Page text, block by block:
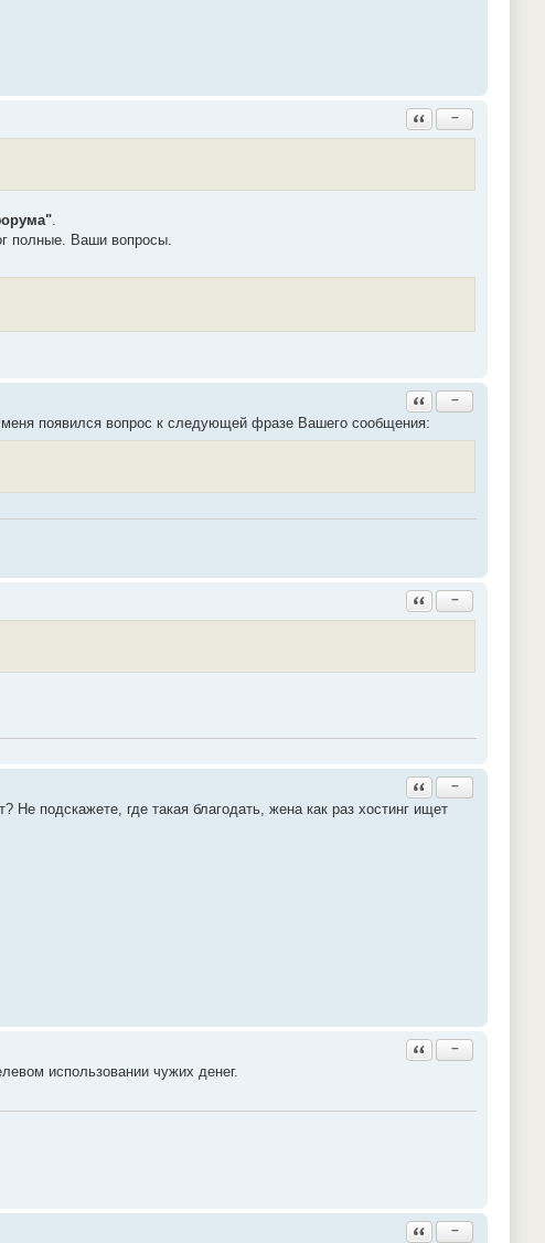
Ответить с цитатой
−
полные. Ваши вопросы.
Ответить с цитатой
−
появился вопрос к следующей фразе Вашего сообщения:
Ответить с цитатой
−
Ответить с цитатой
−
подскажете, где такая благодать, жена как раз хостинг ищет
Ответить с цитатой
−
использовании чужих денег.
Ответить с цитатой
−